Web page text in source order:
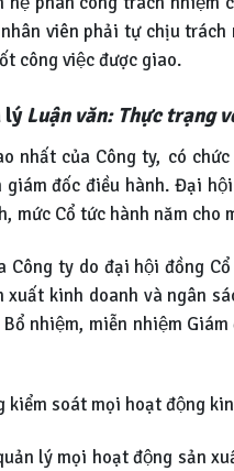
viên phải tự chịu
công việc được giao.
lýLuận văn: Thực trạng
nhất của Công ty, có
đốc điều hành. Đại
mức Cổ tức hành năm cho
Công ty do đại hội đồng
kinh doanh và ngân
nhiệm, miễn nhiệm
kiểm soát mọi hoạt động
lý mọi hoạt động sản